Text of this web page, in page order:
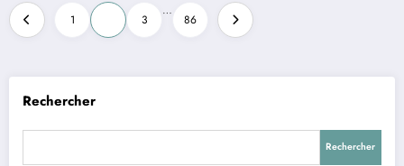
Pagination
des
publications
1 3
…
86
Rechercher
Rechercher